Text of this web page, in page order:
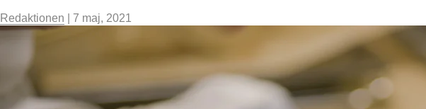
Redaktionen 7 maj, 2021